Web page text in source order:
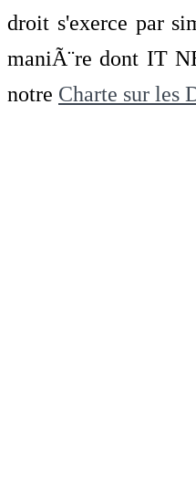
droit s'exerce par
maniÃ¨re dont IT
notre Charte sur les